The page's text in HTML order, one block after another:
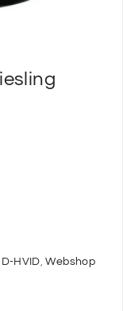
HVID,Webshop